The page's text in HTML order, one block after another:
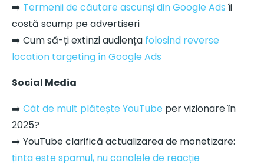
➡️ Termenii de căutare ascunși din Google Ads îi
costă scump pe advertiseri
➡️ Cum să-ți extinzi audiența folosind reverse
location targeting în Google Ads
Social Media
➡️ Cât de mult plătește YouTube per vizionare în
2025?
➡️ YouTube clarifică actualizarea de monetizare:
ținta este spamul, nu canalele de reacție